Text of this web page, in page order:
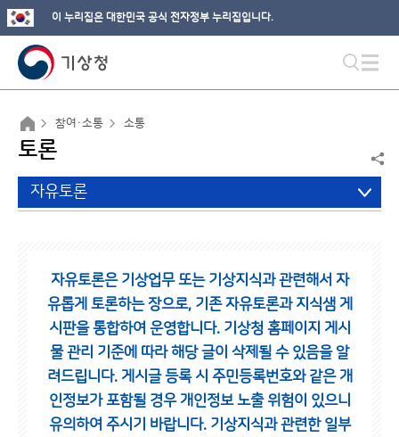
이 누리집은 대한민국 공식 전자정부 누리집입니다.
참여·소통 소통
토론
자유토론
자유토론은 기상업무 또는 기상지식과 관련해서 자
유롭게 토론하는 장으로, 기존 자유토론과 지식샘 게
시판을 통합하여 운영합니다. 기상청 홈페이지 게시
물 관리 기준에 따라 해당 글이 삭제될 수 있음을 알
려드립니다. 게시글 등록 시 주민등록번호와 같은 개
인정보가 포함될 경우 개인정보 노출 위험이 있으니
유의하여 주시기 바랍니다. 기상지식과 관련한 일부